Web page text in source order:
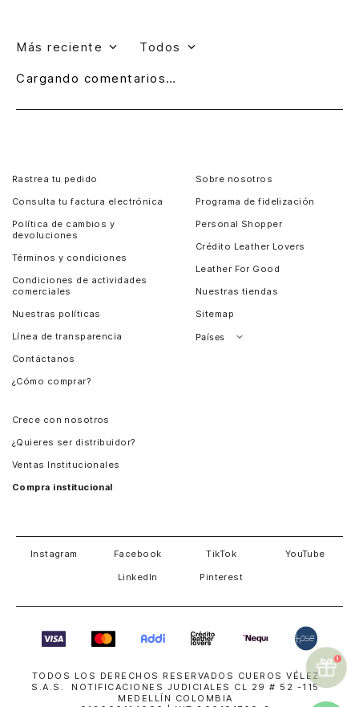
Más reciente Todos
Cargando comentarios…
Rastrea tu pedido
Consulta tu factura electrónica
Política de cambios y
devoluciones
Términos y condiciones
Condiciones de actividades
comerciales
Nuestras políticas
Línea de transparencia
Contáctanos
¿Cómo comprar?
Sobre nosotros
Programa de fidelización
Personal Shopper
Crédito Leather Lovers
Leather For Good
Nuestras tiendas
Sitemap
Países
Crece con nosotros
¿Quieres ser distribuidor?
Ventas Institucionales
Compra institucional
Instagram Facebook TikTok YouTube
LinkedIn Pinterest
TODOS LOS DERECHOS RESERVADOS CUEROS VÉLEZ
S.A.S. NOTIFICACIONES JUDICIALES CL 29 # 52 -115
MEDELLÍN COLOMBIA